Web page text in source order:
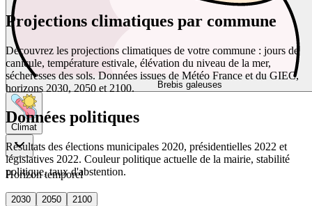
Brebis galeuses
Climat
Horizon temporel
2030 2050
2100
Projections climatiques par commune
Découvrez les projections climatiques de votre commune : jours de
canicule, température estivale, élévation du niveau de la mer,
sécheresses des sols. Données issues de Météo France et du GIEC,
horizons 2030, 2050 et 2100.
Données politiques
Résultats des élections municipales 2020, présidentielles 2022 et
législatives 2022. Couleur politique actuelle de la mairie, stabilité
politique, taux d'abstention.